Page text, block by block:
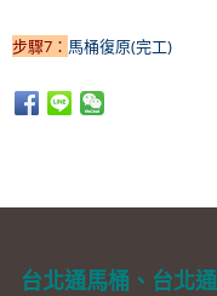
步驟7： 馬桶復原(完工)
台北通馬桶、台北